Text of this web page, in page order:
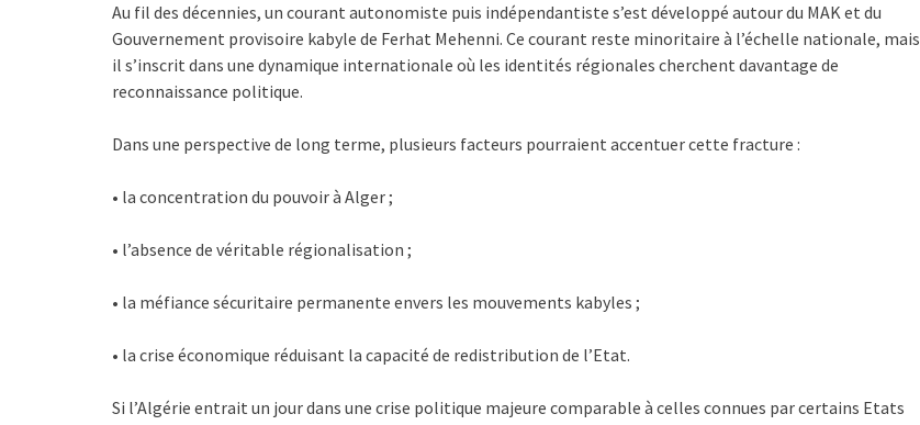
Au fil des décennies, un courant autonomiste puis indépendantiste s’est développé autour du MAK et du
Gouvernement provisoire kabyle de Ferhat Mehenni. Ce courant reste minoritaire à l’échelle nationale, mais
il s’inscrit dans une dynamique internationale où les identités régionales cherchent davantage de
reconnaissance politique.
Dans une perspective de long terme, plusieurs facteurs pourraient accentuer cette fracture :
• la concentration du pouvoir à Alger ;
• l’absence de véritable régionalisation ;
• la méfiance sécuritaire permanente envers les mouvements kabyles ;
• la crise économique réduisant la capacité de redistribution de l’Etat.
Si l’Algérie entrait un jour dans une crise politique majeure comparable à celles connues par certains Etats